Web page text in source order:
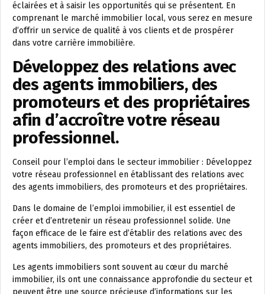
éclairées et à saisir les opportunités qui se présentent. En
comprenant le marché immobilier local, vous serez en mesure
d’offrir un service de qualité à vos clients et de prospérer
dans votre carrière immobilière.
Développez des relations avec
des agents immobiliers, des
promoteurs et des propriétaires
afin d’accroître votre réseau
professionnel.
Conseil pour l’emploi dans le secteur immobilier : Développez
votre réseau professionnel en établissant des relations avec
des agents immobiliers, des promoteurs et des propriétaires.
Dans le domaine de l’emploi immobilier, il est essentiel de
créer et d’entretenir un réseau professionnel solide. Une
façon efficace de le faire est d’établir des relations avec des
agents immobiliers, des promoteurs et des propriétaires.
Les agents immobiliers sont souvent au cœur du marché
immobilier, ils ont une connaissance approfondie du secteur et
peuvent être une source précieuse d’informations sur les